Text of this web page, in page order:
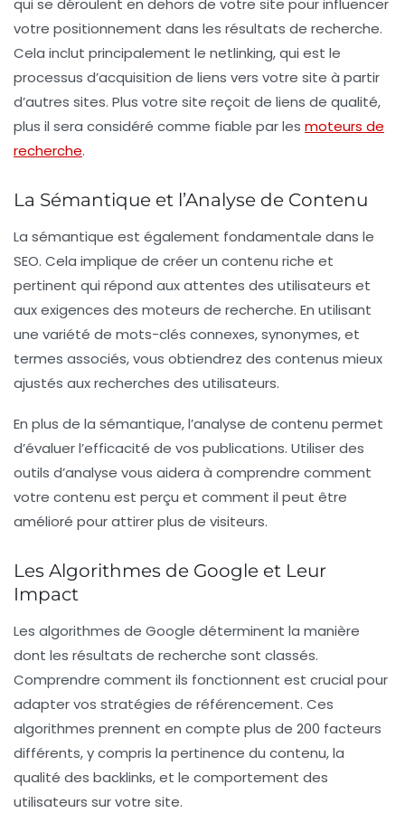
qui se déroulent en dehors de votre site pour influencer
votre positionnement dans les résultats de recherche.
Cela inclut principalement le netlinking, qui est le
processus d’acquisition de liens vers votre site à partir
d’autres sites. Plus votre site reçoit de liens de qualité,
plus il sera considéré comme fiable par les moteurs de
recherche.
La Sémantique et l’Analyse de Contenu
La sémantique est également fondamentale dans le
SEO. Cela implique de créer un contenu riche et
pertinent qui répond aux attentes des utilisateurs et
aux exigences des moteurs de recherche. En utilisant
une variété de mots-clés connexes, synonymes, et
termes associés, vous obtiendrez des contenus mieux
ajustés aux recherches des utilisateurs.
En plus de la sémantique, l’analyse de contenu permet
d’évaluer l’efficacité de vos publications. Utiliser des
outils d’analyse vous aidera à comprendre comment
votre contenu est perçu et comment il peut être
amélioré pour attirer plus de visiteurs.
Les Algorithmes de Google et Leur
Impact
Les algorithmes de Google déterminent la manière
dont les résultats de recherche sont classés.
Comprendre comment ils fonctionnent est crucial pour
adapter vos stratégies de référencement. Ces
algorithmes prennent en compte plus de 200 facteurs
différents, y compris la pertinence du contenu, la
qualité des backlinks, et le comportement des
utilisateurs sur votre site.